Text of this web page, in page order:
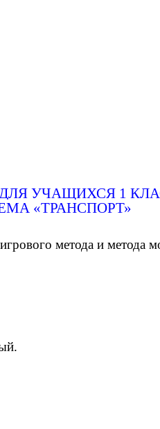
УЧАЩИХСЯ 1
«ТРАНСПОРТ»
метода и метода